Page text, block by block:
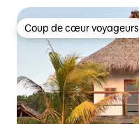
Coup de cœur voyageurs
Coup de cœur voyageurs